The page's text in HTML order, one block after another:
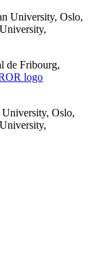
University, Oslo,
de Fribourg,
Oslo,